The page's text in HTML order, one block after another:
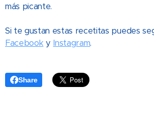
más picante.
Si te gustan estas recetitas puedes
Facebook y Instagram.
Share